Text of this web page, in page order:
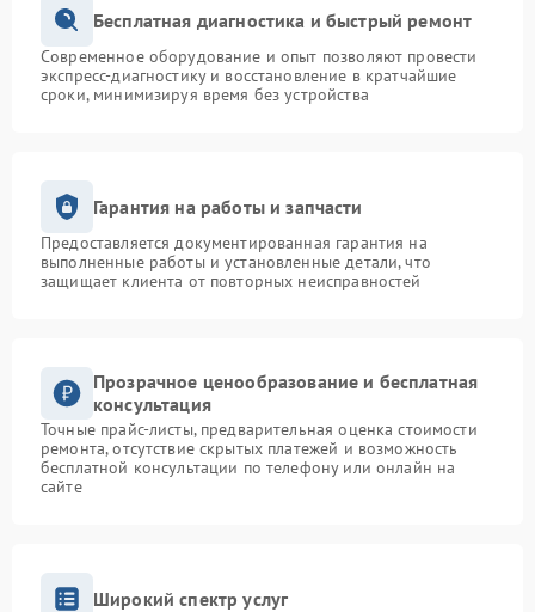
Бесплатная диагностика и быстрый ремонт
Современное оборудование и опыт позволяют провести
экспресс-диагностику и восстановление в кратчайшие
сроки, минимизируя время без устройства
Гарантия на работы и запчасти
Предоставляется документированная гарантия на
выполненные работы и установленные детали, что
защищает клиента от повторных неисправностей
Прозрачное ценообразование и бесплатная
консультация
Точные прайс-листы, предварительная оценка стоимости
ремонта, отсутствие скрытых платежей и возможность
бесплатной консультации по телефону или онлайн на
сайте
Широкий спектр услуг